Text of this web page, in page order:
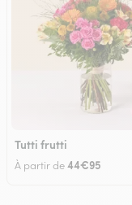
Tutti frutti
À partir de44€95